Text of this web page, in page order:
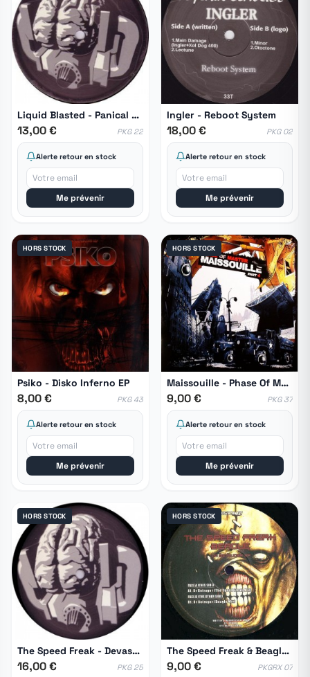
Liquid Blasted ‎- Panical Mechanical EP
13,00 € PKG 22
Alerte retour en stock
Me prévenir
Ingler - Reboot System
18,00 € PKG 02
Alerte retour en stock
Me prévenir
HORS STOCK
Psiko - Disko Inferno EP
8,00 € PKG 43
Alerte retour en stock
Me prévenir
HORS STOCK
Maissouille - Phase Of Master Part 4
9,00 € PKG 37
Alerte retour en stock
Me prévenir
HORS STOCK
The Speed Freak - Devastator
16,00 € PKG 25
HORS STOCK
The Speed Freak & Beagle - Dr Betruger
9,00 € PKGRX 07